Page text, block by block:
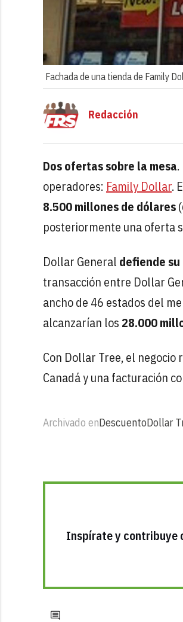
Fachada de una tienda de Family
Redacción
Dos ofertas sobre la mesa
operadores: Family Dollar.
8.500 millones de dólares
posteriormente una oferta
Dollar General defiende
transacción entre Dollar
ancho de 46 estados del
alcanzarían los28.000
Con Dollar Tree, el
Canadá y una facturación
Archivado enDescuentoDollar
Inspírate y contribuye